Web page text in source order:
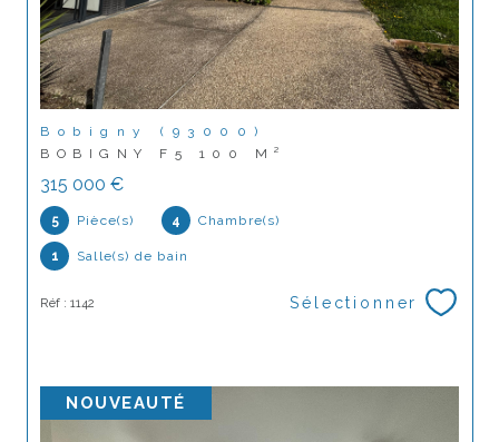
Bobigny (93000)
BOBIGNY F5 100 M²
315 000 €
5 Pièce(s) 4 Chambre(s)
1 Salle(s) de bain
Réf : 1142 Sélectionner
NOUVEAUTÉ